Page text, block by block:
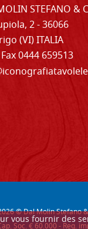
vous fournir des
STEFANO &
2 - 36066
(VI) ITALIA
0444 659513
© Dal Molin Stefano &
Soc. € 60.000 - Reg.